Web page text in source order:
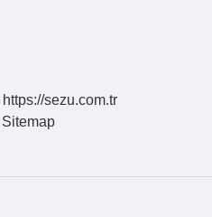
https://sezu.com.tr
Sitemap